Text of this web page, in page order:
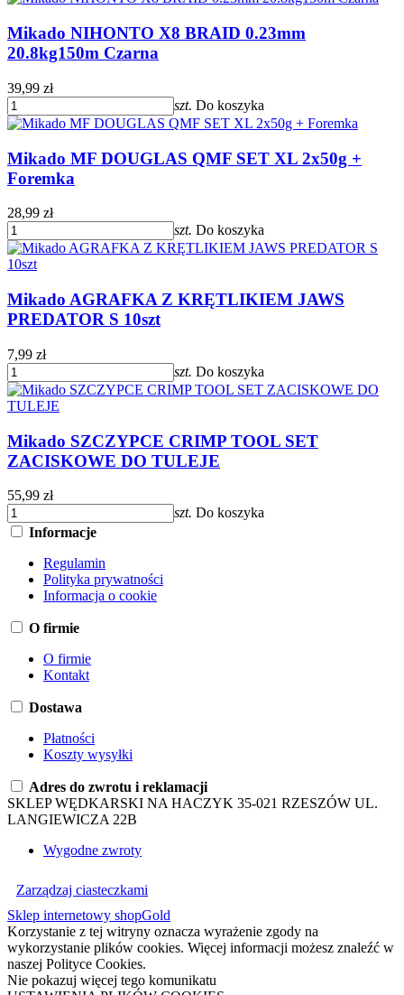
Mikado NIHONTO X8 BRAID 0.23mm
20.8kg150m Czarna
39,99 zł
szt. Do koszyka
Mikado MF DOUGLAS QMF SET XL 2x50g +
Foremka
28,99 zł
szt. Do koszyka
Mikado AGRAFKA Z KRĘTLIKIEM JAWS
PREDATOR S 10szt
7,99 zł
szt. Do koszyka
Mikado SZCZYPCE CRIMP TOOL SET
ZACISKOWE DO TULEJE
55,99 zł
szt. Do koszyka
Informacje
Regulamin
Polityka prywatności
Informacja o cookie
O firmie
O firmie
Kontakt
Dostawa
Płatności
Koszty wysyłki
Adres do zwrotu i reklamacji
SKLEP WĘDKARSKI NA HACZYK 35-021 RZESZÓW UL.
LANGIEWICZA 22B
Wygodne zwroty
Zarządzaj ciasteczkami
Sklep internetowy shopGold
Korzystanie z tej witryny oznacza wyrażenie zgody na
wykorzystanie plików cookies. Więcej informacji możesz znaleźć w
naszej Polityce Cookies.
Nie pokazuj więcej tego komunikatu